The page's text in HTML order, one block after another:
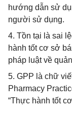
hướng dẫn sử
người sử dụng.
4. Tồn tại là sai
hành tốt cơ sở
pháp luật về
5. GPP là chữ
Pharmacy
“Thực hành tốt